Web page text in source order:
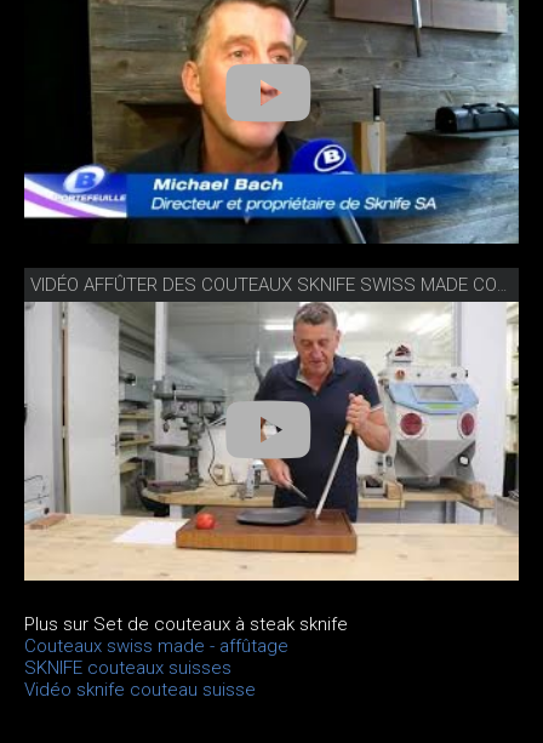
VIDÉO AFFÛTER DES COUTEAUX SKNIFE SWISS MADE COMME UN PRO
Plus sur Set de couteaux à steak sknife
Couteaux swiss made - affûtage
SKNIFE couteaux suisses
Vidéo sknife couteau suisse